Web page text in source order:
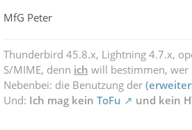
MfG Peter
Thunderbird 45.8.x, Lightning 4.7.x,
S/MIME, denn ich will bestimmen, wer
Nebenbei: die Benutzung der
Und: Ich mag kein ToFu und kein